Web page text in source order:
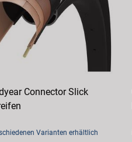
Connector Slick
Varianten erhältlich